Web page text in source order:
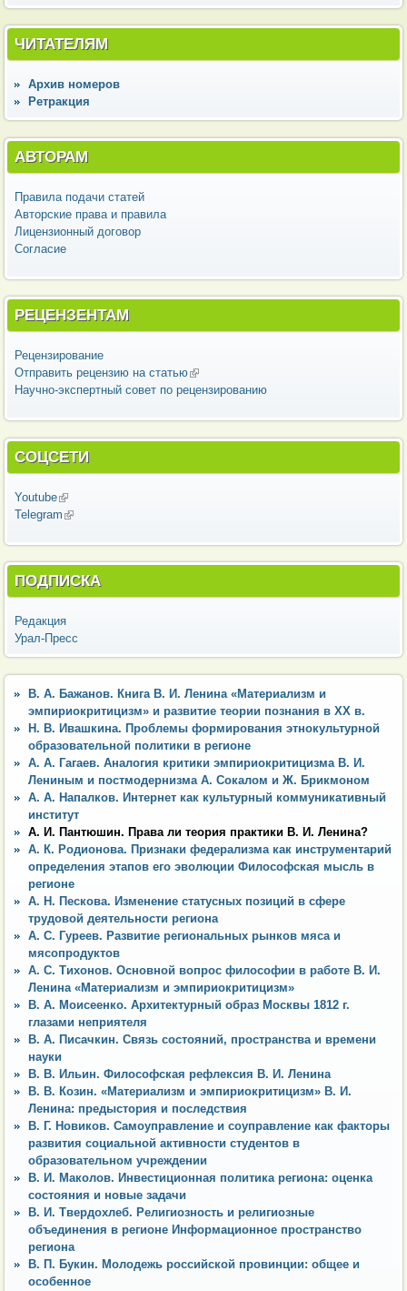
ЧИТАТЕЛЯМ
Архив номеров
Ретракция
АВТОРАМ
Правила подачи статей
Авторские права и правила
Лицензионный договор
Согласие
РЕЦЕНЗЕНТАМ
Рецензирование
Отправить рецензию на статью(внешняя ссылка)
Научно-экспертный совет по рецензированию
СОЦСЕТИ
Youtube(внешняя ссылка)
Telegram (внешняя ссылка)
ПОДПИСКА
Редакция
Урал-Пресс
В. А. Бажанов. Книга В. И. Ленина «Материализм и
эмпириокритицизм» и развитие теории познания в ХХ в.
Н. В. Ивашкина. Проблемы формирования этнокультурной
образовательной политики в регионе
А. А. Гагаев. Аналогия критики эмпириокритицизма В. И.
Лениным и постмодернизма А. Сокалом и Ж. Брикмоном
А. А. Напалков. Интернет как культурный коммуникативный
институт
А. И. Пантюшин. Права ли теория практики В. И. Ленина?
А. К. Родионова. Признаки федерализма как инструментарий
определения этапов его эволюции Философская мысль в
регионе
А. Н. Пескова. Изменение статусных позиций в сфере
трудовой деятельности региона
А. С. Гуреев. Развитие региональных рынков мяса и
мясопродуктов
А. С. Тихонов. Основной вопрос философии в работе В. И.
Ленина «Материализм и эмпириокритицизм»
В. А. Моисеенко. Архитектурный образ Москвы 1812 г.
глазами неприятеля
В. А. Писачкин. Связь состояний, пространства и времени
науки
В. В. Ильин. Философская рефлексия В. И. Ленина
В. В. Козин. «Материализм и эмпириокритицизм» В. И.
Ленина: предыстория и последствия
В. Г. Новиков. Самоуправление и соуправление как факторы
развития социальной активности студентов в
образовательном учреждении
В. И. Маколов. Инвестиционная политика региона: оценка
состояния и новые задачи
В. И. Твердохлеб. Религиозность и религиозные
объединения в регионе Информационное пространство
региона
В. П. Букин. Молодежь российской провинции: общее и
особенное